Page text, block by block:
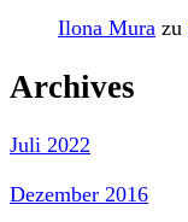
Ilona Mura zu
Archives
Juli 2022
Dezember 2016